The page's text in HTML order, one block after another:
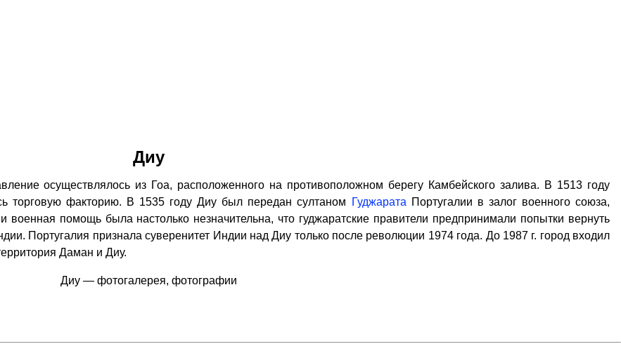
Диу
осуществлялось из Гоа, расположенного на противоположном берегу Камбейского залива. В 1513 году
торговую факторию. В 1535 году Диу был передан султаном
Гуджарата Португалии в залог военного союза,
помощь была настолько незначительна, что гуджаратские правители предпринимали попытки вернуть
Португалия признала суверенитет Индии над Диу только после революции 1974 года. До 1987 г. город входил
Даман и Диу.
Диу — фотогалерея, фотографии